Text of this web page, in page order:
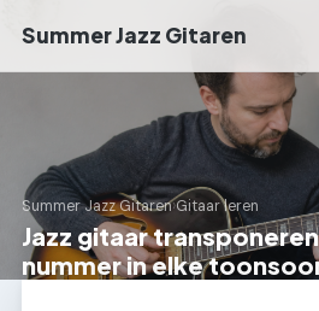
Summer Jazz Gitaren
Summer Jazz Gitaren›Gitaar leren
Jazz gitaar
nummer in elke